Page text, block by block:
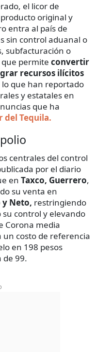
el licor de
original y
entra al país de
sin control aduanal o
subfacturación o
permite convertir
recursos ilícitos
lo que han reportado
y estatales en
que ha
del Tequila.
centrales del control
por el diario
en Taxco, Guerrero,
su venta en
y Neto, restringiendo
control y elevando
Corona media
costo de referencia
en 198 pesos
de 99.